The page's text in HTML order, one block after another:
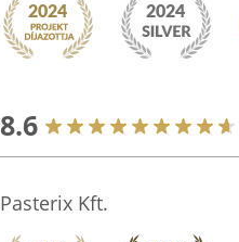
8.6
Pasterix Kft.